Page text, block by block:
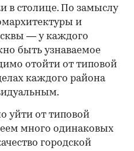
в столице. По замыслу
и
— у каждого
быть узнаваемое
отойти от типовой
каждого района
уйти от типовой
много одинаковых
городской